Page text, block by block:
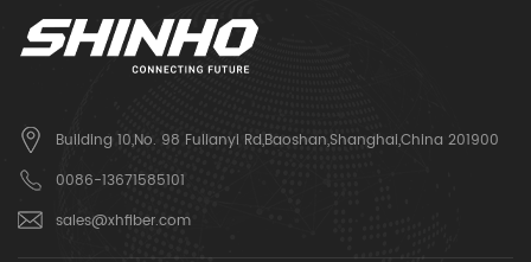
Building 10,No. 98 Fulianyi Rd,Baoshan,Shanghai,China 201900
0086-13671585101
sales@xhfiber.com